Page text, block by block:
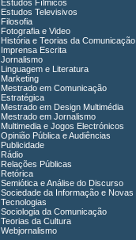
Estudos Fílmicos
Estudos Televisivos
Filosofia
Fotografia e Video
História e Teorias da Comunicação
Imprensa Escrita
Jornalismo
Linguagem e Literatura
Marketing
Mestrado em Comunicação
Estratégica
Mestrado em Design Multimédia
Mestrado em Jornalismo
Multimedia e Jogos Electrónicos
Opinião Pública e Audiências
Publicidade
Rádio
Relações Públicas
Retórica
Semiótica e Análise do Discurso
Sociedade da Informação e Novas
Tecnologias
Sociologia da Comunicação
Teorias da Cultura
Webjornalismo